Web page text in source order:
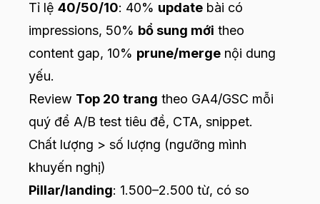
Tỉ lệ 40/50/10: 40% update bài có
impressions, 50% bổ sung mới theo
content gap, 10% prune/merge nội dung
yếu.
Review Top 20 trang theo GA4/GSC mỗi
quý để A/B test tiêu đề, CTA, snippet.
Chất lượng > số lượng (ngưỡng mình
khuyến nghị)
Pillar/landing: 1.500–2.500 từ, có so